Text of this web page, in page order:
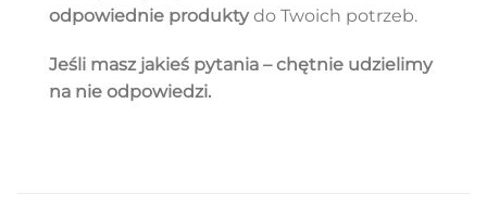
odpowiednie produktydo Twoich potrzeb.
Jeśli masz jakieś pytania – chętnie udzielimy
na nie odpowiedzi.